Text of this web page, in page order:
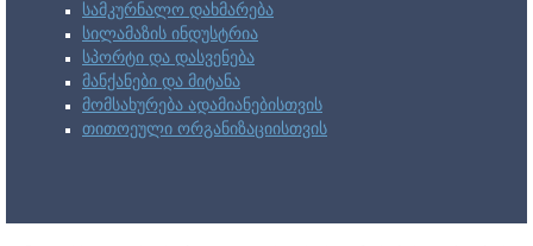
სამკურნალო დახმარება
სილამაზის ინდუსტრია
სპორტი და დასვენება
მანქანები და მიტანა
მომსახურება ადამიანებისთვის
თითოეული ორგანიზაციისთვის